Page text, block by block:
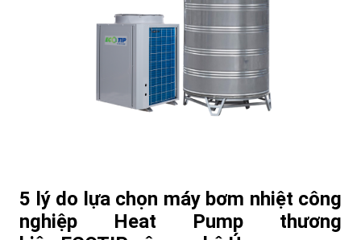
5 lý do lựa chọn máy bơm nhiệt công
nghiệp Heat Pump thương